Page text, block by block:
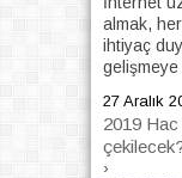
almak,
ihtiyaç
27 Aralık
2019
›